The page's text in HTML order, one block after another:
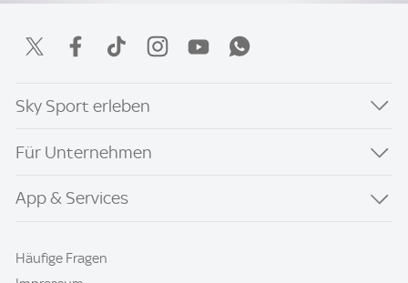
Sky Sport erleben
Für Unternehmen
App & Services
Häufige Fragen